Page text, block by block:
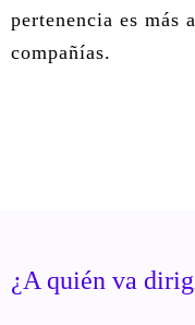
pertenencia es más
compañías.
¿A quién va